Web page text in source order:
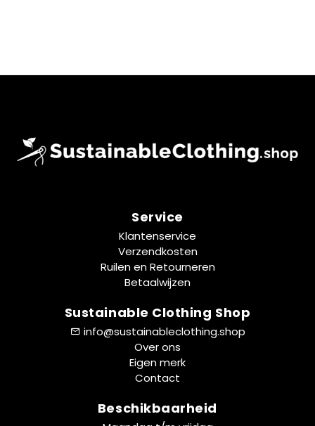
Service
Klantenservice
Verzendkosten
Ruilen en Retourneren
Betaalwijzen
Sustainable Clothing Shop
info@sustainableclothing.shop
Over ons
Eigen merk
Contact
Beschikbaarheid